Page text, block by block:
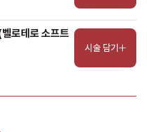
로테로 소프트
시술 담기